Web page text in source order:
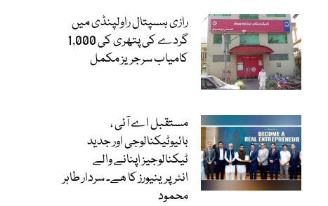
رازی ہسپتال راولپنڈی میں
گردے کی پتھری کی 1,000
کامیاب سرجریز مکمل
مستقبل اے آئی ،
بائیوٹیکنالوجی اور جدید
ٹیکنالوجیز اپنانے والے
انٹرپرینیورز کا ھے۔ سردار طاہر
محمود